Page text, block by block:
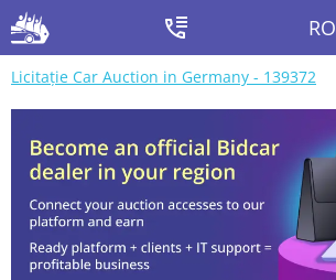
RO
Licitație Car Auction in Germany - 139372